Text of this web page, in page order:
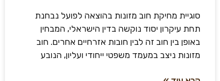
סוגיית מחיקת חוב מזונות בהוצאה לפועל נבחנת
תחת עיקרון יסוד נוקשה בדין הישראלי, המבחין
באופן בין חוב זה לבין חובות אזרחיים אחרים. חוב
מזונות ניצב במעמד משפטי ייחודי ועליון, הנובע